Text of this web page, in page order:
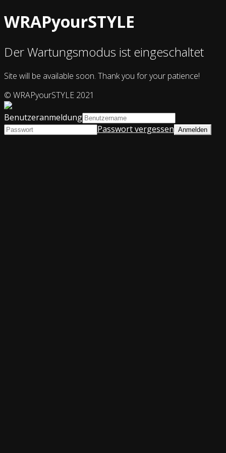
WRAPyourSTYLE
Der Wartungsmodus ist eingeschaltet
Site will be available soon. Thank you for your patience!
© WRAPyourSTYLE 2021
Benutzeranmeldung
Passwort vergessen